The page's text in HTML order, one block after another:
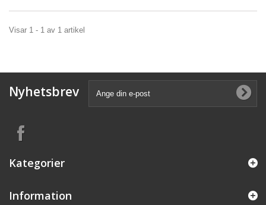
Visar 1 - 1 av 1 artikel
Nyhetsbrev
Kategorier
Information